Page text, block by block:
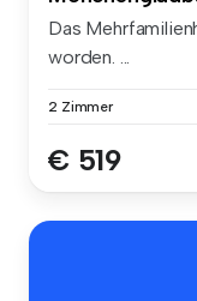
Das
worden. ...
2 Zimmer
€ 519